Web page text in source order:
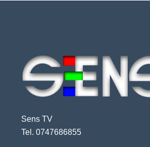
Sens TV
Tel. 0747686855